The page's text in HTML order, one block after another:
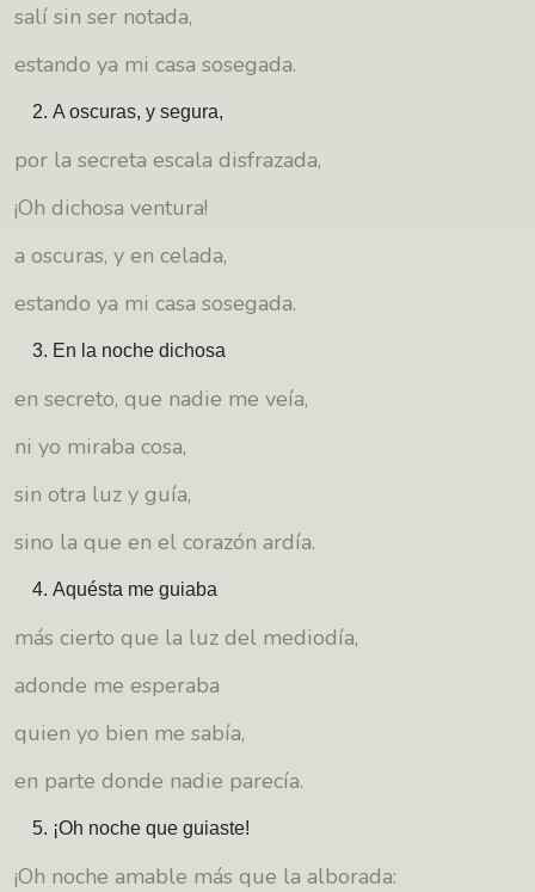
salí sin ser notada,
estando ya mi casa sosegada.
A oscuras, y segura,
por la secreta escala disfrazada,
¡Oh dichosa ventura!
a oscuras, y en celada,
estando ya mi casa sosegada.
En la noche dichosa
en secreto, que nadie me veía,
ni yo miraba cosa,
sin otra luz y guía,
sino la que en el corazón ardía.
Aquésta me guiaba
más cierto que la luz del mediodía,
adonde me esperaba
quien yo bien me sabía,
en parte donde nadie parecía.
¡Oh noche que guiaste!
¡Oh noche amable más que la alborada: